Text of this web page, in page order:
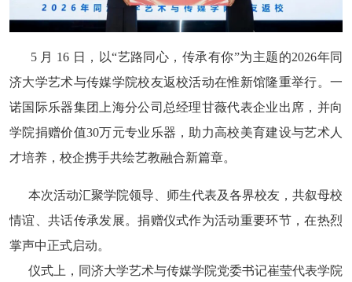
5 月 16 日，以“艺路同心，传承有你”为主题的2026年同
济大学艺术与传媒学院校友返校活动在惟新馆隆重举行。一
诺国际乐器集团上海分公司总经理甘薇代表企业出席，并向
学院捐赠价值30万元专业乐器，助力高校美育建设与艺术人
才培养，校企携手共绘艺教融合新篇章。
本次活动汇聚学院领导、师生代表及各界校友，共叙母校
情谊、共话传承发展。捐赠仪式作为活动重要环节，在热烈
掌声中正式启动。
仪式上，同济大学艺术与传媒学院党委书记崔莹代表学院